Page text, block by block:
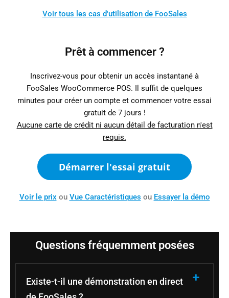
Voir tous les cas d'utilisation de FooSales
Prêt à commencer ?
Inscrivez-vous pour obtenir un accès instantané à
FooSales WooCommerce POS. Il suffit de quelques
minutes pour créer un compte et commencer votre essai
gratuit de 7 jours !
Aucune carte de crédit ni aucun détail de facturation n'est
requis.
Démarrer l'essai gratuit
Voir le prixou Vue Caractéristiques ou Essayer la démo
Questions fréquemment posées
Existe-t-il une démonstration en direct